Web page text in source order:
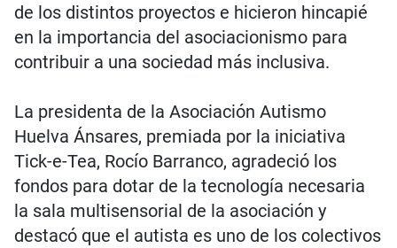
de los distintos proyectos e hicieron hincapié
en la importancia del asociacionismo para
contribuir a una sociedad más inclusiva.
La presidenta de la Asociación Autismo
Huelva Ánsares, premiada por la iniciativa
Tick-e-Tea, Rocío Barranco, agradeció los
fondos para dotar de la tecnología necesaria
la sala multisensorial de la asociación y
destacó que el autista es uno de los colectivos